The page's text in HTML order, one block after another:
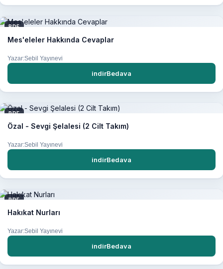
PDF
Mes'eleler Hakkında Cevaplar
Yazar:Sebil Yayınevi
indirBedava
PDF
Özal - Sevgi Şelalesi (2 Cilt Takım)
Yazar:Sebil Yayınevi
indirBedava
PDF
Hakıkat Nurları
Yazar:Sebil Yayınevi
indirBedava